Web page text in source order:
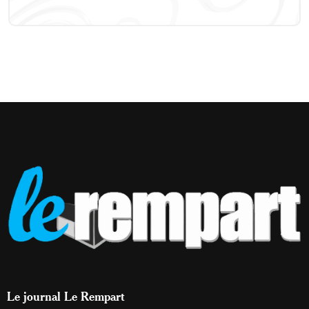
Le journal Le Rempart